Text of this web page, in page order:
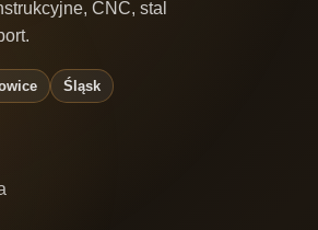
CNC, stal
Śląsk